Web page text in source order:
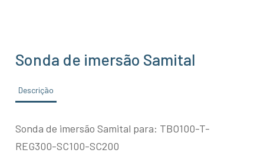
Sonda de imersão Samital
Descrição
Sonda de imersão Samital para: TBO100-T-
REG300-SC100-SC200